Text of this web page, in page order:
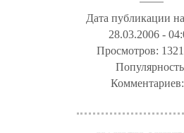
Дата публикации
28.03.2006 -
Просмотров:
Комментариев: